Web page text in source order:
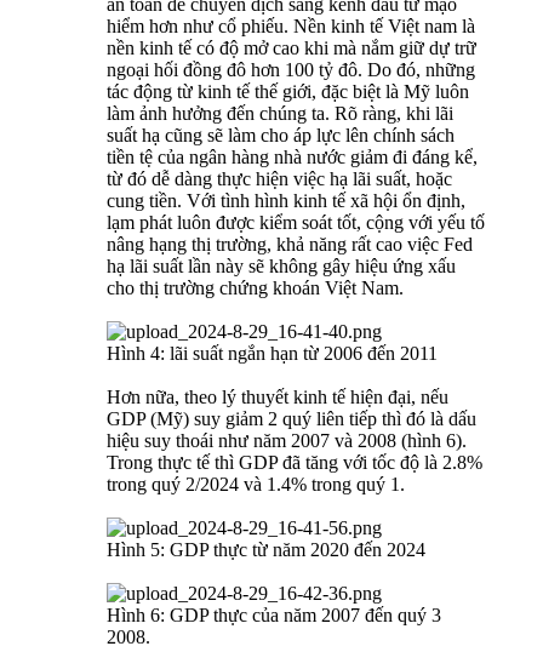
an toàn để chuyển dịch sang kênh đầu tư mạo
hiểm hơn như cổ phiếu. Nền kinh tế Việt nam là
nền kinh tế có độ mở cao khi mà nắm giữ dự trữ
ngoại hối đồng đô hơn 100 tỷ đô. Do đó, những
tác động từ kinh tế thế giới, đặc biệt là Mỹ luôn
làm ảnh hưởng đến chúng ta. Rõ ràng, khi lãi
suất hạ cũng sẽ làm cho áp lực lên chính sách
tiền tệ của ngân hàng nhà nước giảm đi đáng kể,
từ đó dễ dàng thực hiện việc hạ lãi suất, hoặc
cung tiền. Với tình hình kinh tế xã hội ổn định,
lạm phát luôn được kiểm soát tốt, cộng với yếu tố
nâng hạng thị trường, khả năng rất cao việc Fed
hạ lãi suất lần này sẽ không gây hiệu ứng xấu
cho thị trường chứng khoán Việt Nam.
Hình 4: lãi suất ngắn hạn từ 2006 đến 2011
Hơn nữa, theo lý thuyết kinh tế hiện đại, nếu
GDP (Mỹ) suy giảm 2 quý liên tiếp thì đó là dấu
hiệu suy thoái như năm 2007 và 2008 (hình 6).
Trong thực tế thì GDP đã tăng với tốc độ là 2.8%
trong quý 2/2024 và 1.4% trong quý 1.
Hình 5: GDP thực từ năm 2020 đến 2024
Hình 6: GDP thực của năm 2007 đến quý 3
2008.